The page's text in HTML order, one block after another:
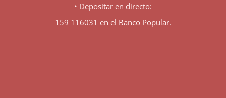
• Depositar en directo:
159 116031 en el Banco Popular.